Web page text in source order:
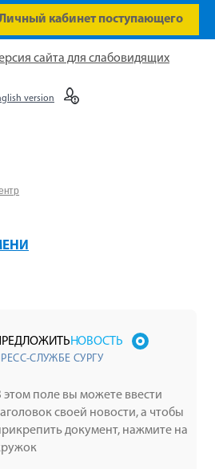
кабинет поступающего
сайта для слабовидящих
version
НОВОСТЬ
СЛУЖБЕ СУРГУ